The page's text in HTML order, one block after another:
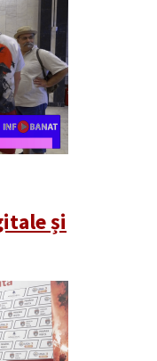
și